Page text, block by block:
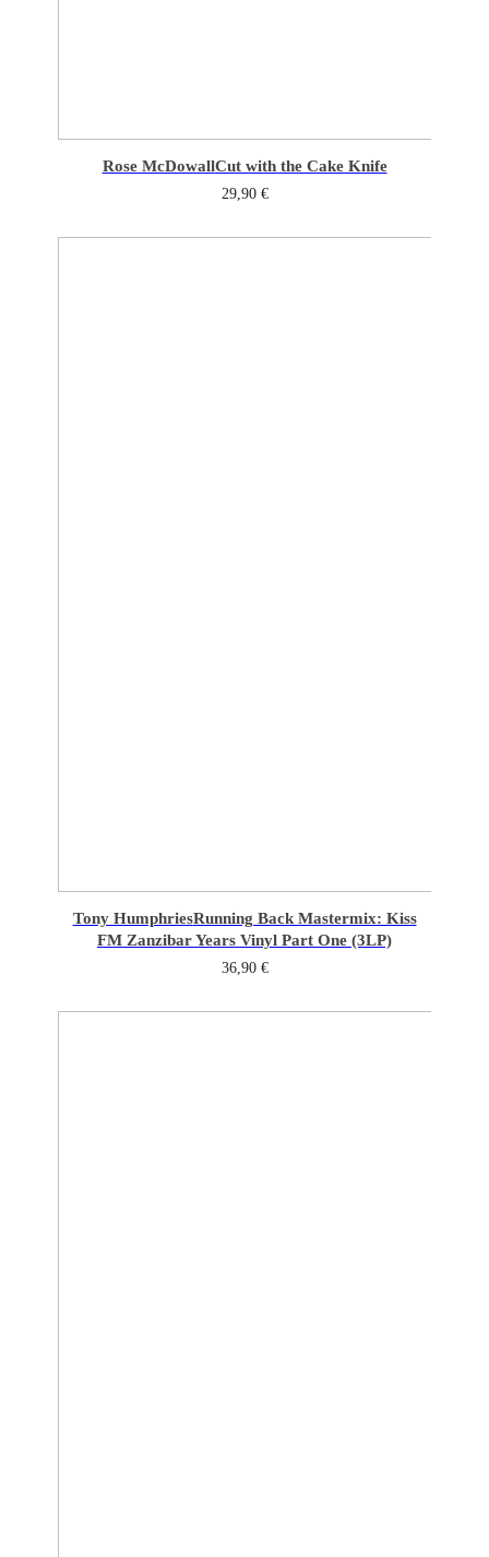
Rose McDowallCut with the Cake Knife
29,90 €
Tony HumphriesRunning Back Mastermix: Kiss
FM Zanzibar Years Vinyl Part One (3LP)
36,90 €